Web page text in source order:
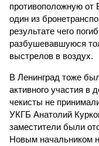
противоположную от
один из
результате чего
разбушевавшуюся
выстрелов в воздух.
В Ленинград тоже
активного участия в
чекисты не
УКГБ Анатолий
заместители были
Новым начальником